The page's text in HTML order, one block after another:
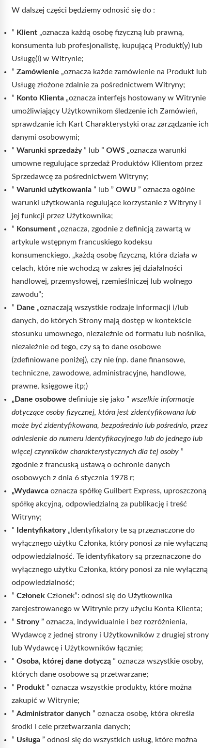
W dalszej części będziemy odnosić się do :
” Klient „oznacza każdą osobę fizyczną lub prawną,
konsumenta lub profesjonalistę, kupującą Produkt(y) lub
Usługę(i) w Witrynie;
” Zamówienie „oznacza każde zamówienie na Produkt lub
Usługę złożone zdalnie za pośrednictwem Witryny;
” Konto Klienta „oznacza interfejs hostowany w Witrynie
umożliwiający Użytkownikom śledzenie ich Zamówień,
sprawdzanie ich Kart Charakterystyki oraz zarządzanie ich
danymi osobowymi;
” Warunki sprzedaży” lub ” OWS „oznacza warunki
umowne regulujące sprzedaż Produktów Klientom przez
Sprzedawcę za pośrednictwem Witryny;
” Warunki użytkowania ” lub ” OWU ” oznacza ogólne
warunki użytkowania regulujące korzystanie z Witryny i
jej funkcji przez Użytkownika;
” Konsument „oznacza, zgodnie z definicją zawartą w
artykule wstępnym francuskiego kodeksu
konsumenckiego, „każdą osobę fizyczną, która działa w
celach, które nie wchodzą w zakres jej działalności
handlowej, przemysłowej, rzemieślniczej lub wolnego
zawodu”;
” Dane „oznaczają wszystkie rodzaje informacji i/lub
danych, do których Strony mają dostęp w kontekście
stosunku umownego, niezależnie od formatu lub nośnika,
niezależnie od tego, czy są to dane osobowe
(zdefiniowane poniżej), czy nie (np. dane finansowe,
techniczne, zawodowe, administracyjne, handlowe,
prawne, księgowe itp;)
„Dane osobowe definiuje się jako ” wszelkie informacje
dotyczące osoby fizycznej, która jest zidentyfikowana lub
może być zidentyfikowana, bezpośrednio lub pośrednio, przez
odniesienie do numeru identyfikacyjnego lub do jednego lub
więcej czynników charakterystycznych dla tej osoby ”
zgodnie z francuską ustawą o ochronie danych
osobowych z dnia 6 stycznia 1978 r;
„Wydawca oznacza spółkę Guilbert Express, uproszczoną
spółkę akcyjną, odpowiedzialną za publikację i treść
Witryny;
”
Identyfikatory„Identyfikatory te są przeznaczone do
wyłącznego użytku Członka, który ponosi za nie wyłączną
odpowiedzialność. Te identyfikatory są przeznaczone do
wyłącznego użytku Członka, który ponosi za nie wyłączną
odpowiedzialność;
” Członek Członek”: odnosi się do Użytkownika
zarejestrowanego w Witrynie przy użyciu Konta Klienta;
” Strony” oznacza, indywidualnie i bez rozróżnienia,
Wydawcę z jednej strony i Użytkowników z drugiej strony
lub Wydawcę i Użytkowników łącznie;
” Osoba, której dane dotyczą ” oznacza wszystkie osoby,
których dane osobowe są przetwarzane;
” Produkt ” oznacza wszystkie produkty, które można
zakupić w Witrynie;
” Administrator danych ” oznacza osobę, która określa
środki i cele przetwarzania danych;
” Usługa ” odnosi się do wszystkich usług, które można